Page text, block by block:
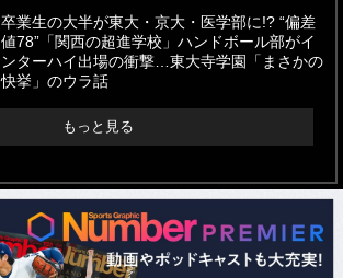
卒業生の大半が東大・京大・医学部に!? “偏差
値78”「関西の超進学校」ハンドボール部がイ
ンターハイ出場の衝撃…東大寺学園「まさかの
快挙」のウラ話
もっと見る